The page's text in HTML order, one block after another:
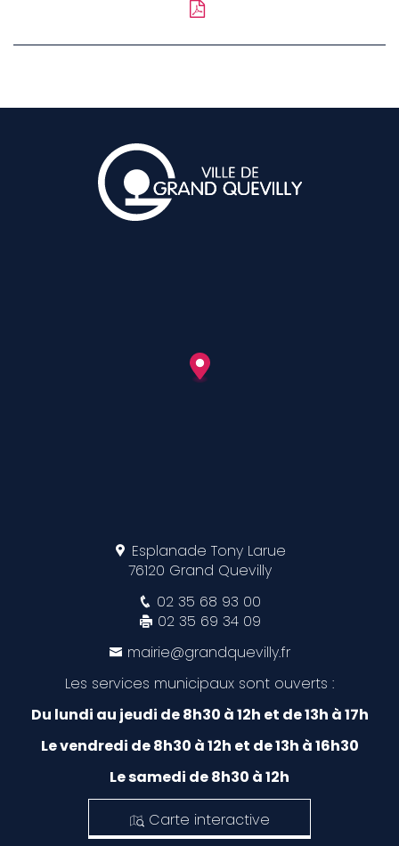
Esplanade Tony Larue
76120 Grand Quevilly
02 35 68 93 00
02 35 69 34 09
mairie@grandquevilly.fr
Les services municipaux sont ouverts :
Du lundi au jeudi de 8h30 à 12h et de 13h à 17h
Le vendredi de 8h30 à 12h et de 13h à 16h30
Le samedi de 8h30 à 12h
Carte interactive